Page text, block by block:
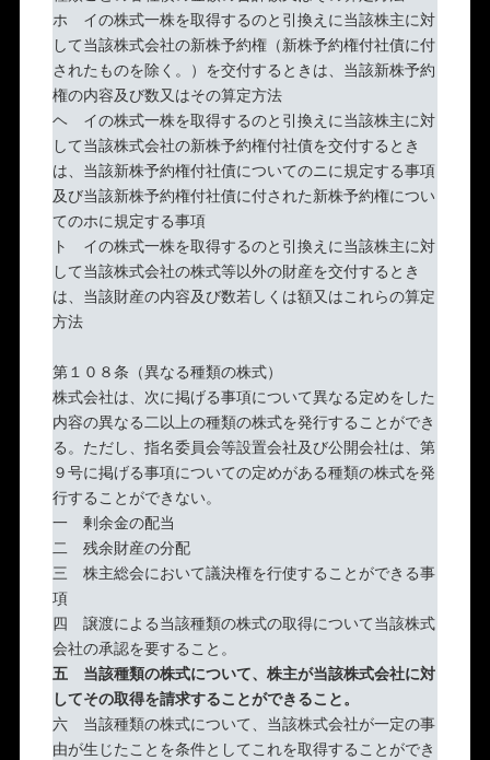
ホ イの株式一株を取得するのと引換えに当該株主に対
して当該株式会社の新株予約権（新株予約権付社債に付
されたものを除く。）を交付するときは、当該新株予約
権の内容及び数又はその算定方法
ヘ イの株式一株を取得するのと引換えに当該株主に対
して当該株式会社の新株予約権付社債を交付するとき
は、当該新株予約権付社債についてのニに規定する事項
及び当該新株予約権付社債に付された新株予約権につい
てのホに規定する事項
ト イの株式一株を取得するのと引換えに当該株主に対
して当該株式会社の株式等以外の財産を交付するとき
は、当該財産の内容及び数若しくは額又はこれらの算定
方法
第１０８条（異なる種類の株式）
株式会社は、次に掲げる事項について異なる定めをした
内容の異なる二以上の種類の株式を発行することができ
る。ただし、指名委員会等設置会社及び公開会社は、第
９号に掲げる事項についての定めがある種類の株式を発
行することができない。
一 剰余金の配当
二 残余財産の分配
三 株主総会において議決権を行使することができる事
項
四 譲渡による当該種類の株式の取得について当該株式
会社の承認を要すること。
五 当該種類の株式について、株主が当該株式会社に対
してその取得を請求することができること。
六 当該種類の株式について、当該株式会社が一定の事
由が生じたことを条件としてこれを取得することができ